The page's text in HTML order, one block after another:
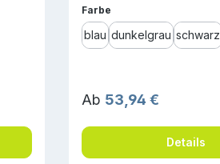
Farbeauswählen
blau dunkelgrau schwarz
Regulärer Preis:
Ab 53,94 €
Details